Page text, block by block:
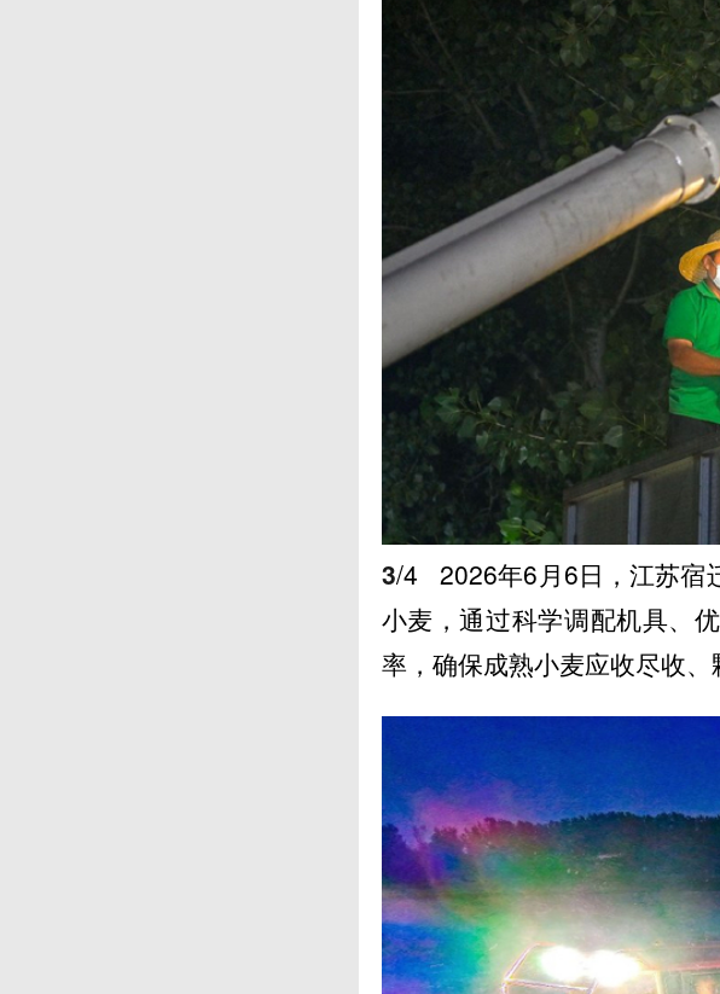
3/4
2026年6月6日，江苏宿
小麦，通过科学调配机具、
率，确保成熟小麦应收尽收、